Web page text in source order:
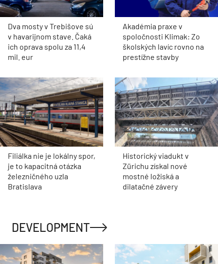
Dva mosty v Trebišove sú
v havarijnom stave. Čaká
ich oprava spolu za 11,4
mil. eur
Akadémia praxe v
spoločnosti Klimak: Zo
školských lavíc rovno na
prestížne stavby
Filiálka nie je lokálny spor,
je to kapacitná otázka
železničného uzla
Bratislava
Historický viadukt v
Zürichu získal nové
mostné ložiská a
dilatačné závery
DEVELOPMENT